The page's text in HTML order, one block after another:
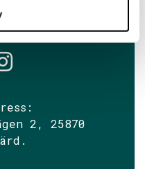
2, 25870